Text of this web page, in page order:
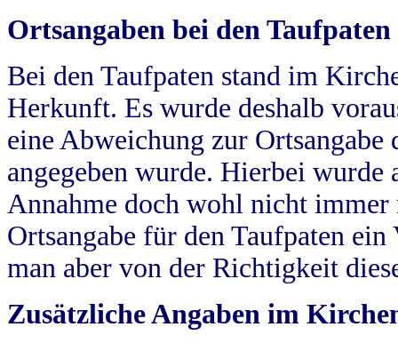
Ortsangaben bei den Taufpaten
Bei den Taufpaten stand im
Herkunft. Es wurde deshalb
eine Abweichung zur
angegeben wurde. Hierbei wurde
Annahme doch wohl nicht
Ortsangabe für den Taufpaten
man aber von der Richtigkeit
Zusätzliche Angaben im